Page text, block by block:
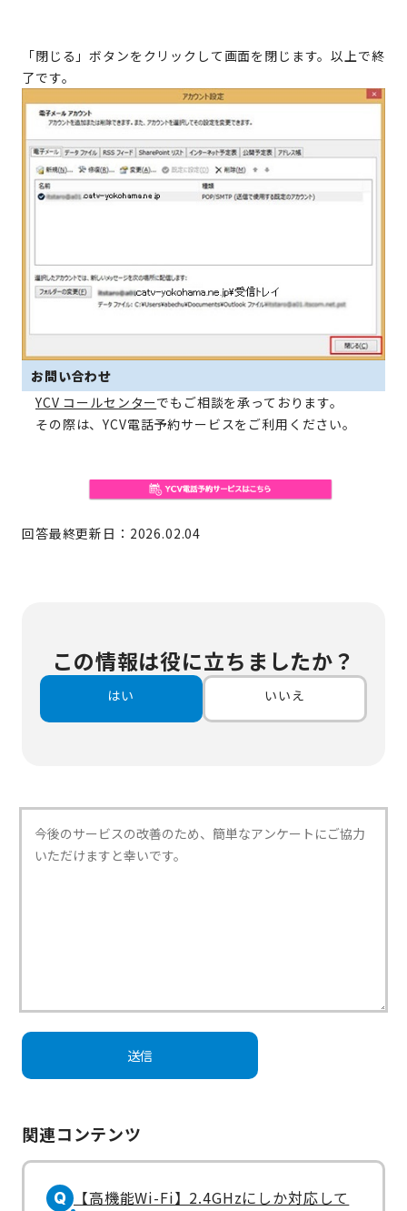
「閉じる」ボタンをクリックして画面を閉じます。以上で終
了です。
お問い合わせ
YCV コールセンターでもご相談を承っております。
その際は、YCV電話予約サービスをご利用ください。
回答最終更新日：2026.02.04
この情報は役に立ちましたか？
はい いいえ
関連コンテンツ
Q
【高機能Wi-Fi】2.4GHzにしか対応して